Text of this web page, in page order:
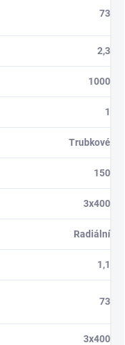
73
2,3
1000
1
Trubkové
150
3x400
Radiální
1,1
73
3x400